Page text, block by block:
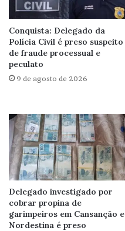
Conquista: Delegado da
Polícia Civil é preso suspeito
de fraude processual e
peculato
9 de agosto de 2026
Delegado investigado por
cobrar propina de
garimpeiros em Cansanção e
Nordestina é preso